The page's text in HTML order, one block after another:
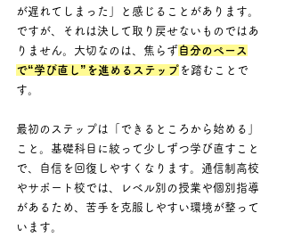
が遅れてしまった」と感じることがあります。
ですが、それは決して取り戻せないものではあ
りません。大切なのは、焦らず自分のペース
で“学び直し”を進めるステップ を踏むことで
す。
最初のステップは「できるところから始める」
こと。基礎科目に絞って少しずつ学び直すこと
で、自信を回復しやすくなります。通信制高校
やサポート校では、レベル別の授業や個別指導
があるため、苦手を克服しやすい環境が整って
います。